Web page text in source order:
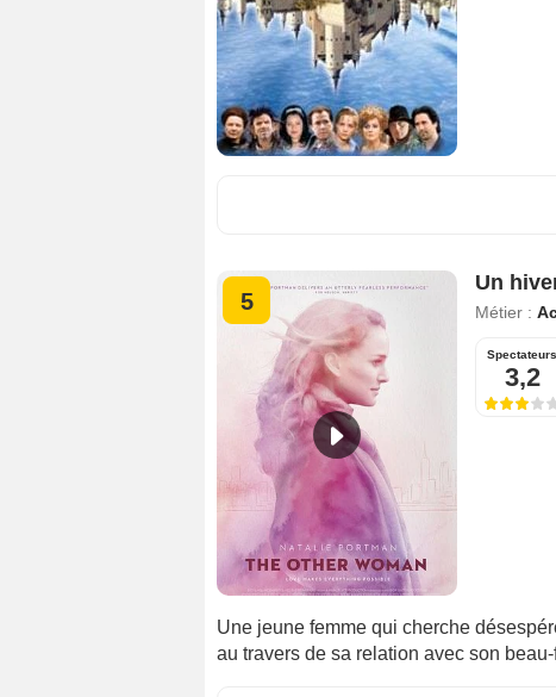
5
Un
Métier :
Spectateurs
3,2
Une jeune femme qui cherche
au travers de sa relation avec son